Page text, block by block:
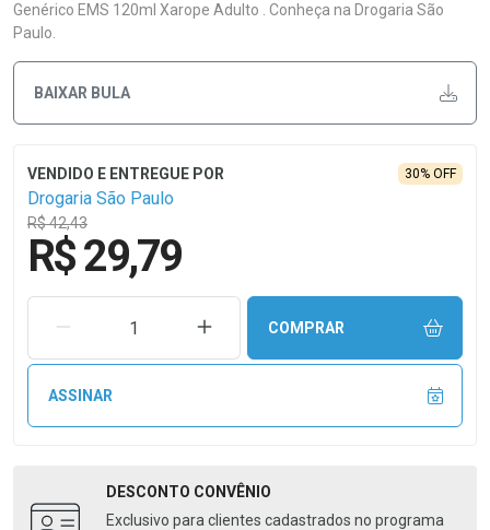
Genérico EMS 120ml Xarope Adulto . Conheça na Drogaria São
Paulo.
BAIXAR BULA
Drogaria São Paulo
R$ 42,43
30% OFF
R$ 29,79
REMOVER UMA UNIDADEAUMENTAR UMA UNIDADE
COMPRAR
ASSINAR
DESCONTO CONVÊNIO
Exclusivo para clientes cadastrados no programa